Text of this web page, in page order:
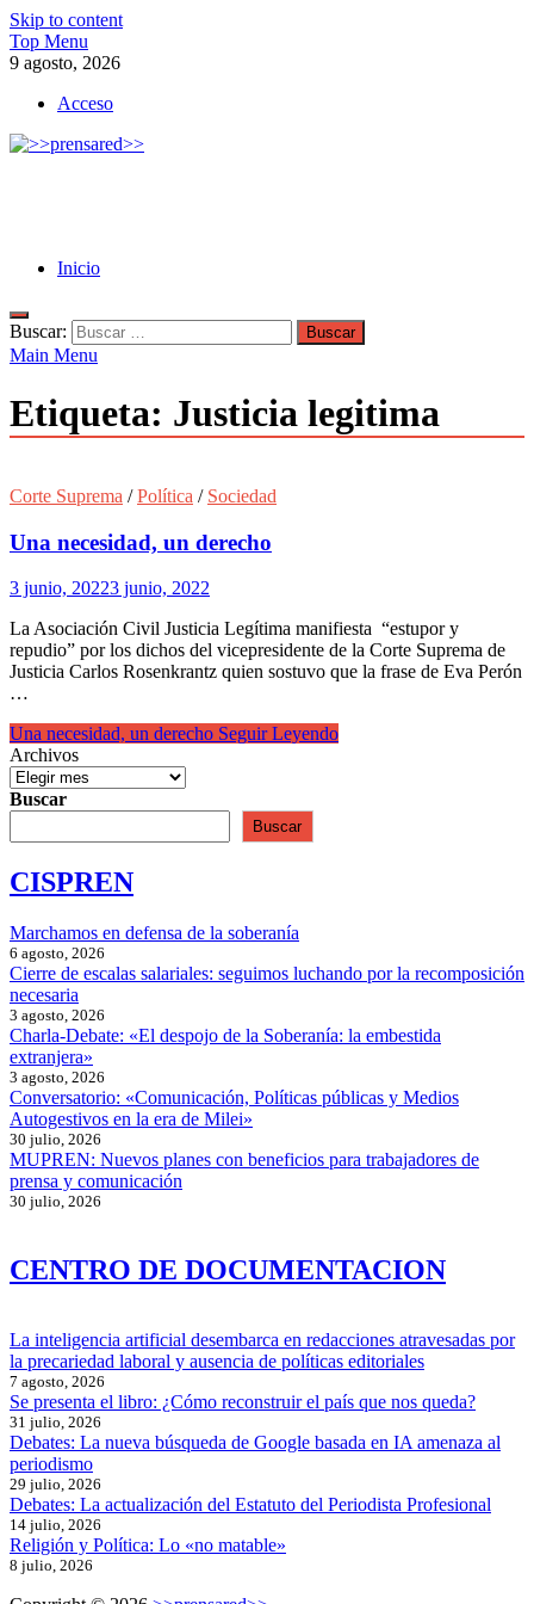
Skip to content
Top Menu
9 agosto, 2026
Acceso
Inicio
Buscar:
Main Menu
Etiqueta: Justicia legitima
Corte Suprema /Política / Sociedad
Una necesidad, un derecho
3 junio, 20223 junio, 2022
La Asociación Civil Justicia Legítima manifiesta “estupor y
repudio” por los dichos del vicepresidente de la Corte Suprema de
Justicia Carlos Rosenkrantz quien sostuvo que la frase de Eva Perón
…
Una necesidad, un derecho Seguir Leyendo
Archivos
Buscar
Buscar
CISPREN
Marchamos en defensa de la soberanía
6 agosto, 2026
Cierre de escalas salariales: seguimos luchando por la recomposición
necesaria
3 agosto, 2026
Charla-Debate: «El despojo de la Soberanía: la embestida
extranjera»
3 agosto, 2026
Conversatorio: «Comunicación, Políticas públicas y Medios
Autogestivos en la era de Milei»
30 julio, 2026
MUPREN: Nuevos planes con beneficios para trabajadores de
prensa y comunicación
30 julio, 2026
CENTRO DE DOCUMENTACION
La inteligencia artificial desembarca en redacciones atravesadas por
la precariedad laboral y ausencia de políticas editoriales
7 agosto, 2026
Se presenta el libro: ¿Cómo reconstruir el país que nos queda?
31 julio, 2026
Debates: La nueva búsqueda de Google basada en IA amenaza al
periodismo
29 julio, 2026
Debates: La actualización del Estatuto del Periodista Profesional
14 julio, 2026
Religión y Política: Lo «no matable»
8 julio, 2026